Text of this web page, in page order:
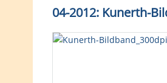
04-2012: Kunerth-